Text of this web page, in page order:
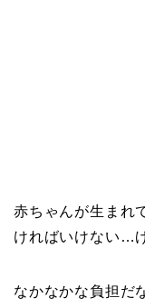
赤ちゃんが生まれ
ければいけない…
なかなかな負担だ